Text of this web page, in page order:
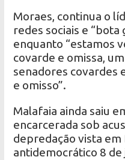
Moraes, continua o
redes sociais e “bota
enquanto “estamos
covarde e omissa,
senadores covardes
e omisso”.
Malafaia ainda saiu
encarcerada sob
depredação vista em
antidemocrático 8 de